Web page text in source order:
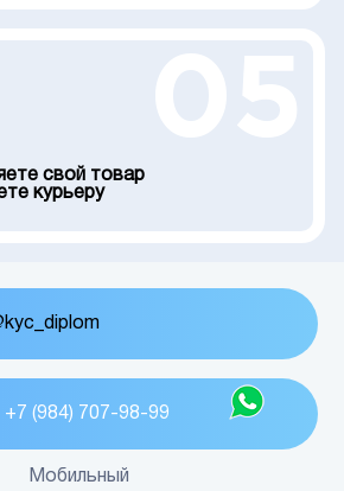
свой товар
курьеру
+7 (984) 707-98-99
Мобильный